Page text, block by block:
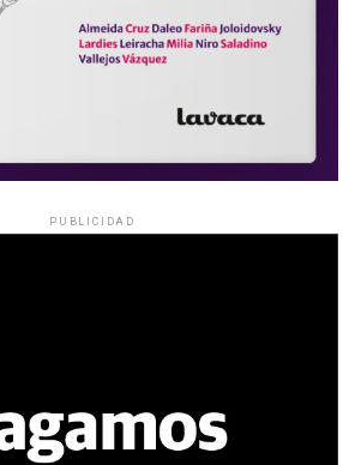
PUBLICIDAD